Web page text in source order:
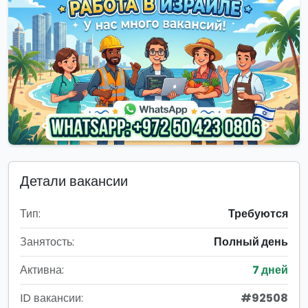
Детали вакансии
Тип:
Требуются
Занятость:
Полный день
Активна:
7 дней
ID вакансии:
#92508